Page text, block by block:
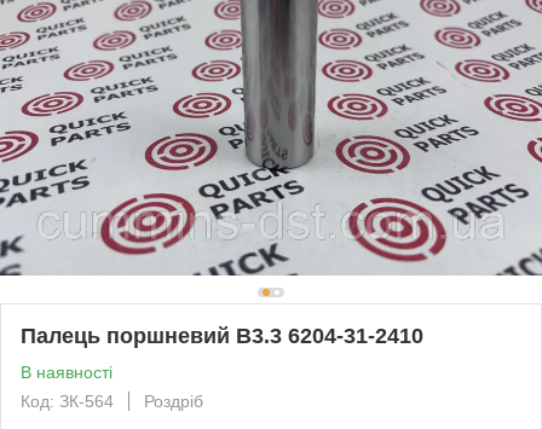
Палець поршневий B3.3 6204-31-2410
В наявності
Код: ЗК-564
Роздріб